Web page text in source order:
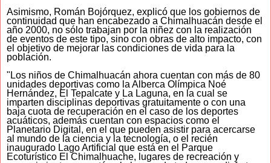
Asimismo, Román Bojórquez, explicó que los gobiernos de
continuidad que han encabezado a Chimalhuacán desde el
año 2000, no sólo trabajan por la niñez con la realización
de eventos de este tipo, sino con obras de alto impacto, con
el objetivo de mejorar las condiciones de vida para la
población.
"Los niños de Chimalhuacán ahora cuentan con más de 80
unidades deportivas como la Alberca Olímpica Noé
Hernández, El Tepalcate y La Laguna, en la cual se
imparten disciplinas deportivas gratuitamente o con una
baja cuota de recuperación en el caso de los deportes
acuáticos, además cuentan con espacios como el
Planetario Digital, en el que pueden asistir para acercarse
al mundo de la ciencia y la tecnología, o el recién
inaugurado Lago Artificial que está en el Parque
Ecoturístico El Chimalhuache, lugares de recreación y